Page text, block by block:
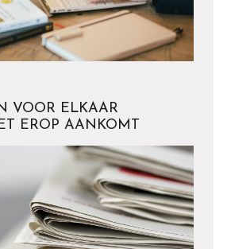
VOOR ELKAAR
EROP AANKOMT